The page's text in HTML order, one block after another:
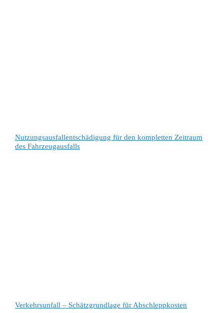
Nutzungsausfallentschädigung für den kompletten Zeitraum
des Fahrzeugausfalls
Verkehrsunfall – Schätzgrundlage für Abschleppkosten